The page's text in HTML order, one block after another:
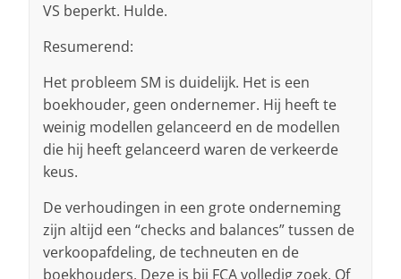
VS beperkt. Hulde.
Resumerend:
Het probleem SM is duidelijk. Het is een
boekhouder, geen ondernemer. Hij heeft te
weinig modellen gelanceerd en de modellen
die hij heeft gelanceerd waren de verkeerde
keus.
De verhoudingen in een grote onderneming
zijn altijd een “checks and balances” tussen de
verkoopafdeling, de techneuten en de
boekhouders. Deze is bij FCA volledig zoek. Of